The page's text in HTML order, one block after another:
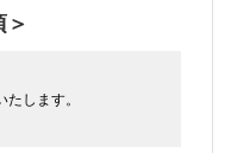
します。